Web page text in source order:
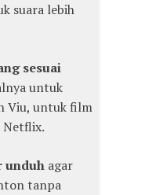
suara lebih
sesuai
untuk
Viu, untuk film
unduh agar
tanpa